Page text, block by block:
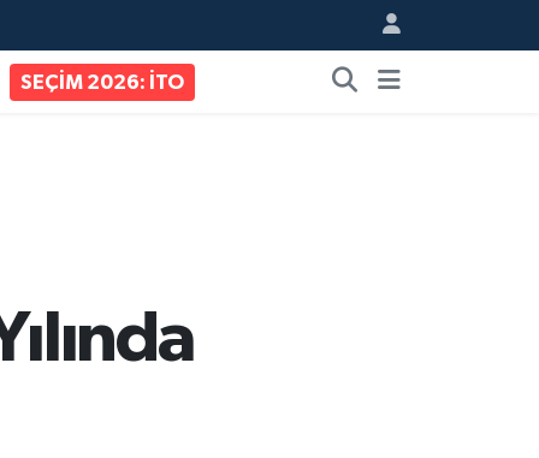
SEÇİM 2026: İTO